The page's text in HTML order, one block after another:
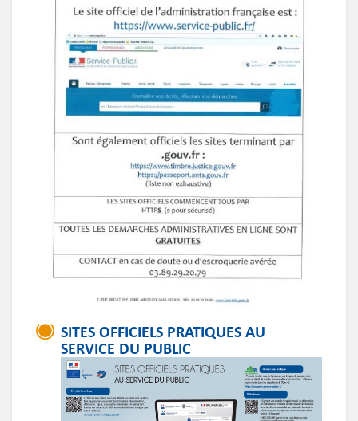
SITES OFFICIELS PRATIQUES AU
SERVICE DU PUBLIC